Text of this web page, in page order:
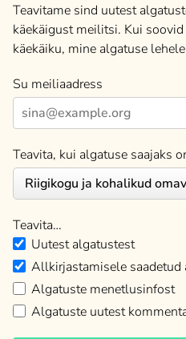
Teavitame sind uutest
käekäigust meilitsi. Kui
käekäiku, mine algatuse
Su meiliaadress
Teavita, kui algatuse saajaks
Teavita…
Uutest algatustest
Allkirjastamisele saadetud
Algatuste menetlusinfost
Algatuste uutest